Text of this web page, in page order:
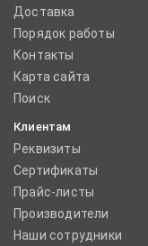
Доставка
Порядок работы
Контакты
Карта сайта
Поиск
Клиентам
Реквизиты
Сертификаты
Прайс-листы
Производители
Наши сотрудники